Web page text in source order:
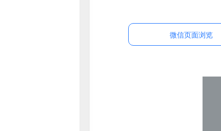
微信页面浏览